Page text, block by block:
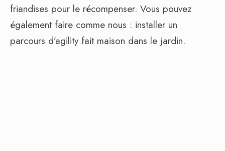
friandises pour le récompenser. Vous pouvez
également faire comme nous : installer un
parcours d’agility fait maison dans le jardin.